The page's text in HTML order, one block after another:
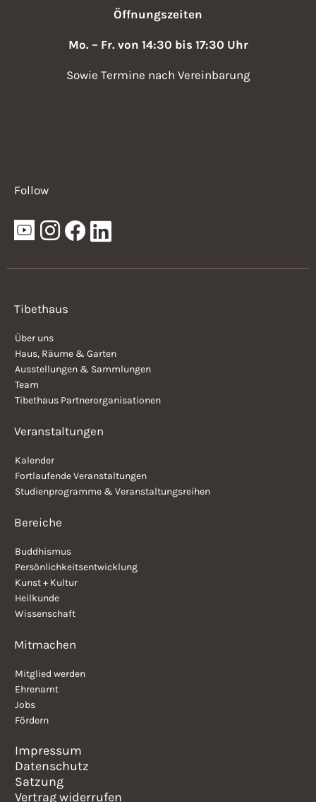
Öffnungszeiten
Mo. – Fr. von 14:30 bis 17:30 Uhr
Sowie Termine nach Vereinbarung
Follow
Tibethaus
Über uns
Haus, Räume & Garten
Ausstellungen & Sammlungen
Team
Tibethaus Partnerorganisationen
Veranstaltungen
Kalender
Fortlaufende Veranstaltungen
Studienprogramme & Veranstaltungsreihen
Bereiche
Buddhismus
Persönlichkeitsentwicklung
Kunst + Kultur
Heilkunde
Wissenschaft
Mitmachen
Mitglied werden
Ehrenamt
Jobs
Fördern
Impressum
Datenschutz
Satzung
Vertrag widerrufen